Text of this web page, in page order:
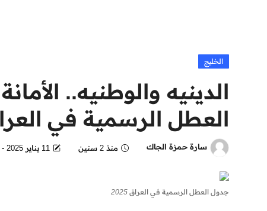
منوعات
الخليج
الدينيه والوطنيه..
العطل الرسمية في العراق
سارة حمزة الجاك منذ 2 سنين 11 يناير 2025 - 1:55 AM
جدول العطل الرسمية في العراق 2025